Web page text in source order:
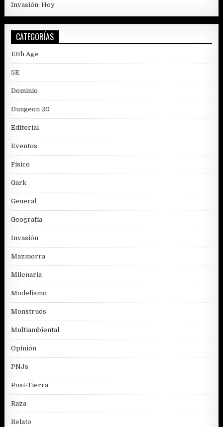
Invasión: Hoy
CATEGORÍAS
13th Age
5E
Dominio
Dungeon 20
Editorial
Eventos
Físico
Gark
General
Geografía
Invasión
Mazmorra
Milenaria
Modelismo
Monstruos
Multiambiental
Opinión
PNJs
Post-Tierra
Raza
Relato